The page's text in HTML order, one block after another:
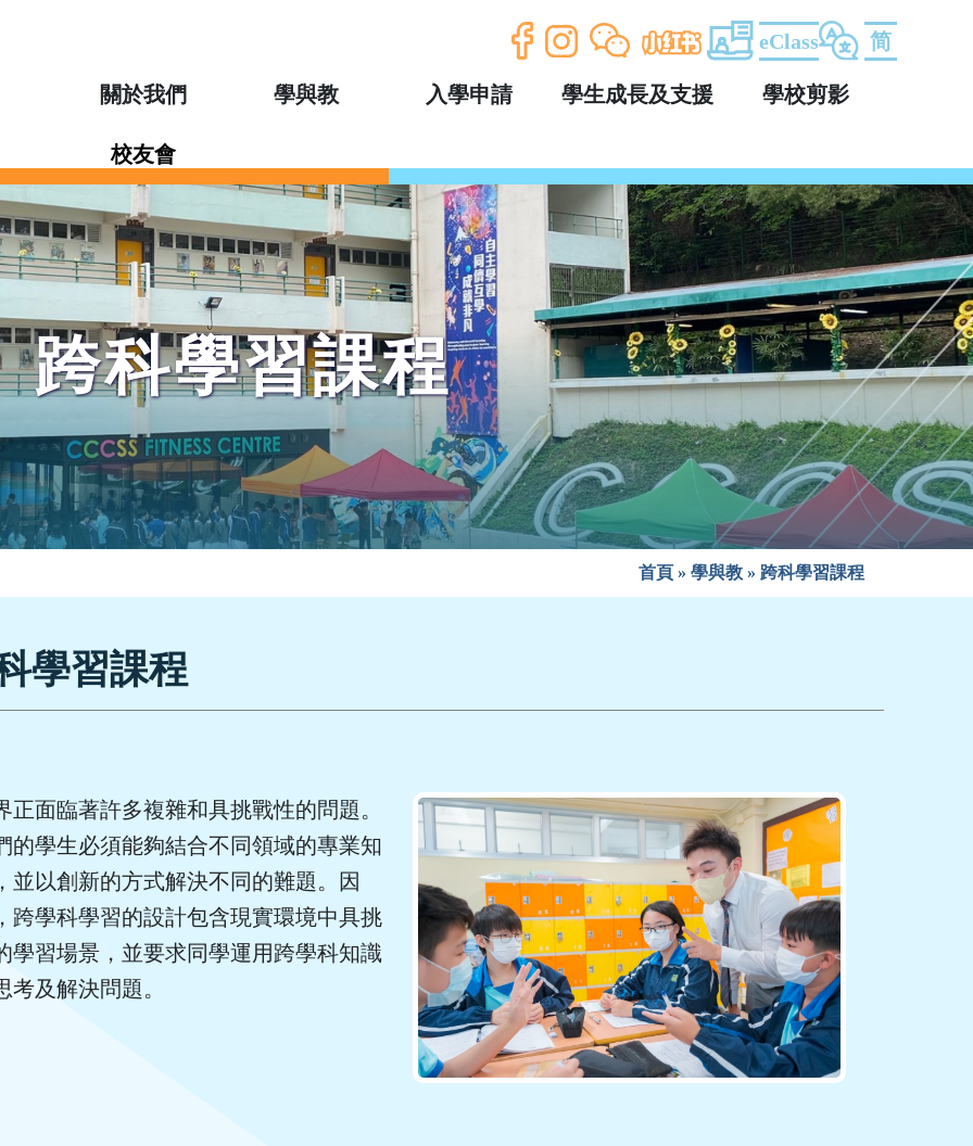
eClass 简
關於我們 學與教 入學申請 學生成長及支援 學校剪影
校友會
跨科學習課程
首頁» 學與教» 跨科學習課程
學習課程
正面臨著許多複雜和具挑戰性的問題。
的學生必須能夠結合不同領域的專業知
並以創新的方式解決不同的難題。因
跨學科學習的設計包含現實環境中具挑
學習場景，並要求同學運用跨學科知識
考及解決問題。